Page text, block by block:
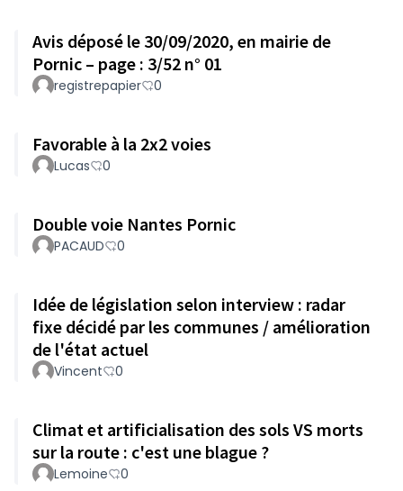
Avis déposé le 30/09/2020, en mairie de
Pornic – page : 3/52 n° 01
registrepapier 0
Favorable à la 2x2 voies
Lucas 0
Double voie Nantes Pornic
PACAUD 0
Idée de législation selon interview : radar
fixe décidé par les communes / amélioration
de l'état actuel
Vincent 0
Climat et artificialisation des sols VS morts
sur la route : c'est une blague ?
Lemoine 0